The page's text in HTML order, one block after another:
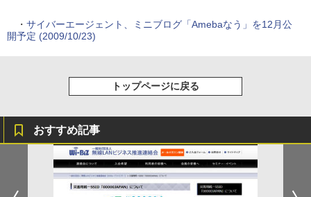
・ サイバーエージェント、ミニブログ「Amebaなう」を12月公
開予定 (2009/10/23)
トップページに戻る
おすすめ記事